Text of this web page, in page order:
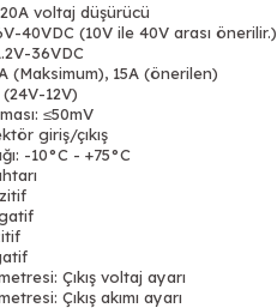
voltaj düşürücü
40VDC (10V ile 40V arası önerilir.)
36VDC
(Maksimum), 15A (önerilen)
12V)
≤50mV
giriş/çıkış
-10°C - +75°C
Çıkış voltaj ayarı
Çıkış akımı ayarı